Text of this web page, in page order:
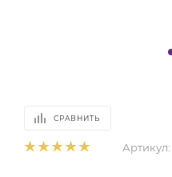
СРАВНИТЬ
Артикул: